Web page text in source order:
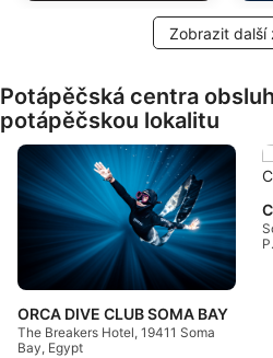
Zobrazit další
Potápěčská centra
potápěčskou lokalitu
ORCA DIVE CLUB SOMA BAY
The Breakers Hotel, 19411 Soma
Bay, Egypt